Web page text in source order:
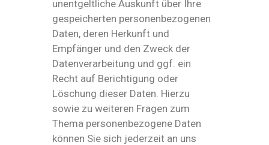
unentgeltliche Auskunft über Ihre
gespeicherten personenbezogenen
Daten, deren Herkunft und
Empfänger und den Zweck der
Datenverarbeitung und ggf. ein
Recht auf Berichtigung oder
Löschung dieser Daten. Hierzu
sowie zu weiteren Fragen zum
Thema personenbezogene Daten
können Sie sich jederzeit an uns